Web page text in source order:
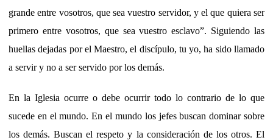
grande entre vosotros, que sea vuestro servidor, y el que quiera ser
primero entre vosotros, que sea vuestro esclavo”. Siguiendo las
huellas dejadas por el Maestro, el discípulo, tu yo, ha sido llamado
a servir y no a ser servido por los demás.
En la Iglesia ocurre o debe ocurrir todo lo contrario de lo que
sucede en el mundo. En el mundo los jefes buscan dominar sobre
los demás. Buscan el respeto y la consideración de los otros. El